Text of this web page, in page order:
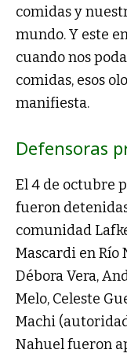
comidas y
mundo. Y este
cuando nos
comidas, esos
manifiesta.
Defensoras
El 4 de octubre
fueron
comunidad
Mascardi en Río
Débora Vera,
Melo, Celeste
Machi
Nahuel fueron